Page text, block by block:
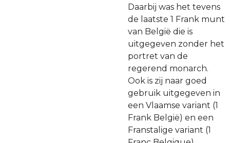
Daarbij was het tevens
de laatste 1 Frank munt
van België die is
uitgegeven zonder het
portret van de
regerend monarch.
Ook is zij naar goed
gebruik uitgegeven in
een Vlaamse variant (1
Frank België) en een
Franstalige variant (1